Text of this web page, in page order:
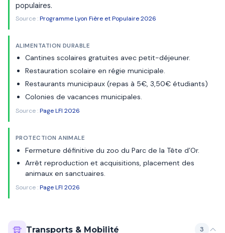
populaires.
Source :Programme Lyon Fière et Populaire 2026
ALIMENTATION DURABLE
Cantines scolaires gratuites avec petit-déjeuner.
Restauration scolaire en régie municipale.
Restaurants municipaux (repas à 5€, 3,50€ étudiants)
Colonies de vacances municipales.
Source :Page LFI 2026
PROTECTION ANIMALE
Fermeture définitive du zoo du Parc de la Tête d’Or.
Arrêt reproduction et acquisitions, placement des
animaux en sanctuaires.
Source :Page LFI 2026
Transports & Mobilité 3